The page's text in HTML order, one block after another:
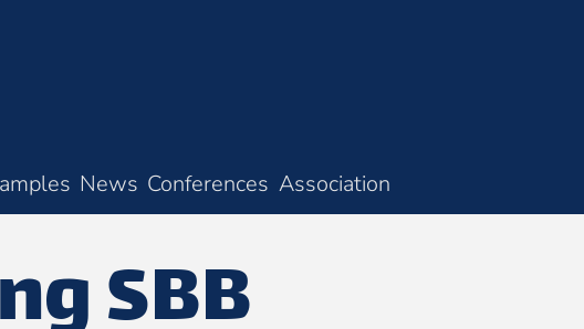
News Conferences Association